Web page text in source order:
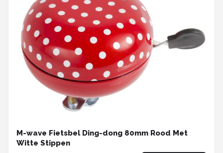
M-wave Fietsbel Ding-dong 80mm Rood Met
Witte Stippen